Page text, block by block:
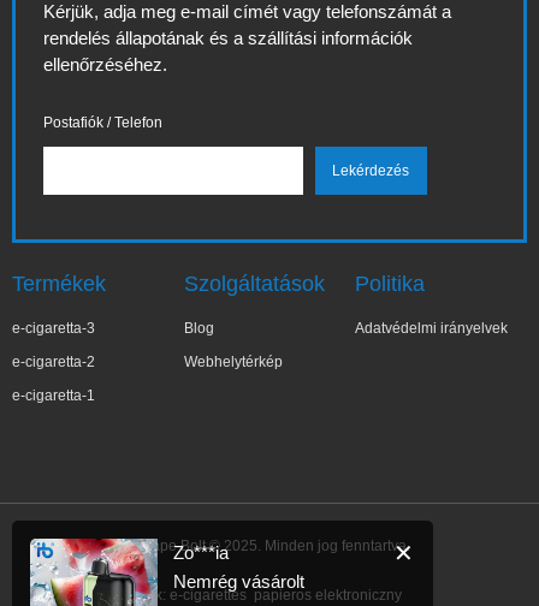
Kérjük, adja meg e-mail címét vagy telefonszámát a
rendelés állapotának és a szállítási információk
ellenőrzéséhez.
Postafiók / Telefon
Termékek
e-cigaretta-3
e-cigaretta-2
e-cigaretta-1
Szolgáltatások
Blog
Webhelytérkép
Politika
Adatvédelmi irányelvek
IBVape Bolt © 2025. Minden jog fenntartva.
Link: e-cigarettes papieros elektroniczny
✕
Zo***ia
Nemrég vásárolt